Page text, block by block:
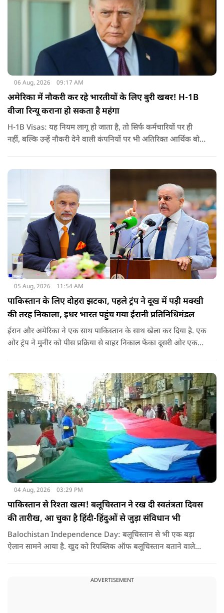
06 Aug, 2026 09:17 AM
अमेरिका में नौकरी कर रहे भारतीयों के लिए बुरी खबर! H-1B
वीजा रिन्यू कराना हो सकता है महंगा
H-1B Visas: यह नियम लागू हो जाता है, तो सिर्फ कर्मचारियों पर ही
नहीं, बल्कि उन्हें नौकरी देने वाली कंपनियों पर भी अतिरिक्त आर्थिक बोझ
वीजा का समय-समय पर नवीनीकरण कराते हैं.
05 Aug, 2026 11:54 AM
पाकिस्तान के लिए दोहरा झटका, पहले ट्रंप ने दूख में पड़ी मक्खी
की तरह निकाला, इधर भारत पहुंच गया ईरानी प्रतिनिधिमंडल
ईरान और अमेरिका ने एक साथ पाकिस्तान के साथ खेला कर दिया है. एक
ओर ट्रंप ने मुनीर को पीस प्रक्रिया से बाहर निकाल फेंका दूसरी ओर एक
04 Aug, 2026 03:29 PM
पाकिस्तान से रिश्ता खत्म! बलूचिस्तान ने रख दी स्वतंत्रता दिवस
की तारीख, आ चुका है हिंदी-हिंदुओं से जुड़ा संविधान भी
Balochistan Independence Day: बलूचिस्तान से भी एक बड़ा
ऐलान सामने आया है. खुद को रिपब्लिक ऑफ बलूचिस्तान बताने वाले
ADVERTISEMENT